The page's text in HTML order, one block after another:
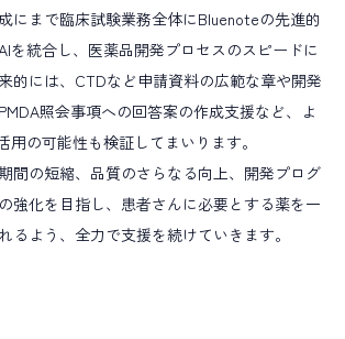
にまで臨床試験業務全体にBluenoteの先進的
を統合し、医薬品開発プロセスのスピードに
的には、CTDなど申請資料の広範な章や開発
照会事項への回答案の作成支援など、よ
用の可能性も検証してまいります。
間の短縮、品質のさらなる向上、開発プログ
強化を目指し、患者さんに必要とする薬を一
るよう、全力で支援を続けていきます。